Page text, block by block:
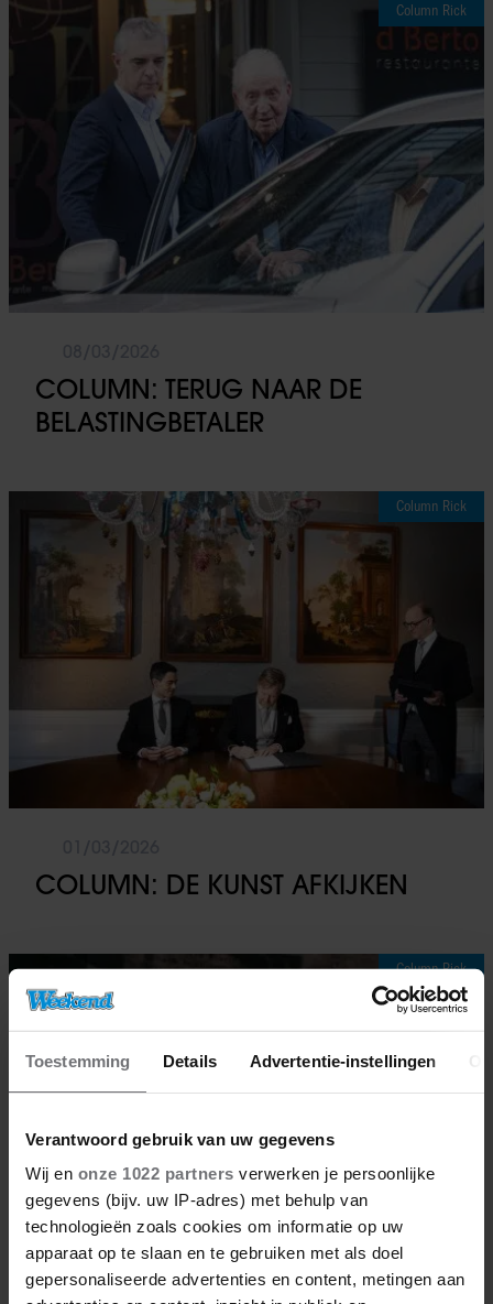
Toestemming Details Advertentie-instellingen
Verantwoord gebruik van uw gegevens
Wij en onze 1022 partners verwerken je persoonlijke
gegevens (bijv. uw IP-adres) met behulp van
technologieën zoals cookies om informatie op uw
apparaat op te slaan en te gebruiken met als doel
gepersonaliseerde advertenties en content, metingen aan
Column Rick
COLUMN: TERUG NAAR DE
BELASTINGBETALER
Column Rick
COLUMN: DE KUNST AFKIJKEN
Column Rick